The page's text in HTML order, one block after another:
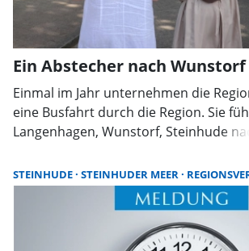
Ein Abstecher nach Wunstorf
Einmal im Jahr unternehmen die
eine Busfahrt durch die Region. Sie
Langenhagen, Wunstorf, Steinhude
Neubau der Jugendpsychiatrie des
und die Paul-Moor-Schule.
STEINHUDE STEINHUDER MEER